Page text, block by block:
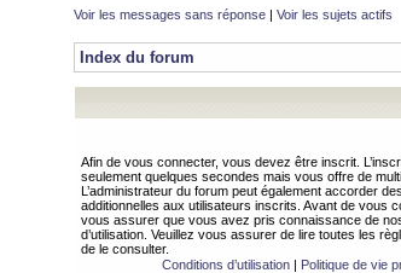
Voir les messages sans réponse | Voir les sujets actifs
Index du forum
Afin de vous connecter, vous devez être inscrit.
seulement quelques secondes mais vous offre de
L’administrateur du forum peut également accorder
additionnelles aux utilisateurs inscrits. Avant de vous
vous assurer que vous avez pris connaissance de
d’utilisation. Veuillez vous assurer de lire toutes les
de le consulter.
Conditions d’utilisation| Politique de vie